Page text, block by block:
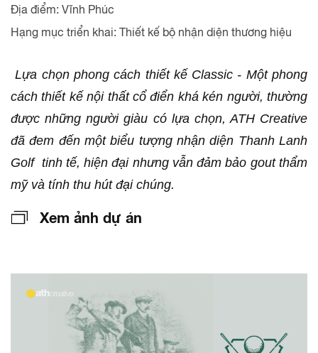
Địa điểm: Vĩnh Phúc
Hạng mục triển khai: Thiết kế bộ nhận diện thương hiệu
Lựa chọn phong cách thiết kế Classic - Một phong
cách thiết kế nội thất cổ điển khá kén người, thường
được những người giàu có lựa chọn, ATH Creative
đã đem đến một biểu tượng nhận diện Thanh Lanh
Golf tinh tế, hiện đại nhưng vẫn đảm bảo gout thẩm
mỹ và tính thu hút đại chúng.
Xem ảnh dự án